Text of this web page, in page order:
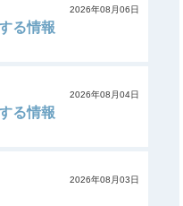
2026年08月06日
る情報
2026年08月04日
る情報
2026年08月03日